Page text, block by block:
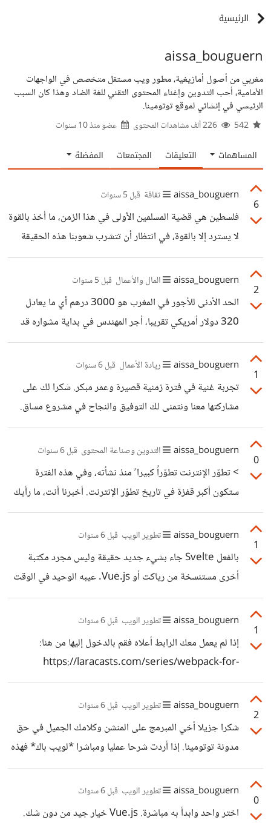
الرئيسية
aissa_bouguern
مغربي من أصول أمازيغية، مطور ويب مستقل متخصص في الواجهات
الأمامية، أحب التدوين وإغناء المحتوى التقني للغة الضاد وهذا كان السبب
الرئيسي في إنشائي لموقع توتومينا.
عضو منذ10 سنوات
المساهمات التعليقات المجتمعات المفضلة
6
aissa_bouguern ثقافة قبل 5 سنوات
فلسطين هي قضية المسلمين الأولى في هذا الزمن، ما أخذ بالقوة
لا يسترد إلا بالقوة، في انتظار أن تتشرب شعوبنا هذه الحقيقة
والقاعدة التاريخية سنظل ندعو مع إخواننا في فلسطين بالثبات
والنصر. وما ضاع حق وراءه مطالب. اللهم انصر من نصر المسجد
الأقصى المبارك واخذل من خذله.
2
aissa_bouguern المال والأعمال قبل 5 سنوات
الحد الأدنى للأجور في المغرب هو 3000 درهم أي ما يعادل
320 دولار أمريكي تقريبا، أجر المهندس في بداية مشواره قد
يترواح بين 1000 دولار و 1200 دولار، وقد يصل بحسب
الخبرة وسنوات الخدمة إلى 3000 دولار أو أكثر. أجر المعلم أو
الأستاذ يبدأ من 500 دولار وقد يصل في نهاية الخدمة إلى
1200 دولار حسب سلم الأجور. أجر الأستاذ الجامعي يبدأ من
1500 دولار تقريبا ومن الممكن أن يصل إلى ضعف ذلك أو أكثر
1
aissa_bouguern ريادة الأعمال قبل 6 سنوات
تجربة غنية في فترة زمنية قصيرة وعمر مبكر. شكرا لك على
مشاركتها معنا ونتمنى لك التوفيق والنجاح في مشروع مساق.
0
aissa_bouguern التدوين وصناعة المحتوى قبل 6 سنوات
> تطوّر الإنترنت تطوّراً كبيرا ً منذ نشأته، وفي هذه الفترة
ستكون أكبر قفزة في تاريخ تطوّر الإنترنت. أخبرنا أنت، ما رأيك
بهذا السطر ؟ لاحظت أن لديك كمية تكرار غير عادية للكلمات
المفتاحية. السبب أنك تبالغ في الكتابة لمحرك البحث عوض
الكتابة للإنسان الذي سيقرأ مادتك. لا حظت كذلك أن حجم
المقالات *صغير جدا* وذلك راجع على ما أعتقد إلى عدد الكلمات
1
aissa_bouguern تطوير الويب قبل 6 سنوات
بالفعل Svelte جاء بشيء جديد حقيقة وليس مجرد مكتبة
أخرى مستنسخة من رياكت أو Vue.js. عيبه الوحيد في الوقت
الحالي هو عدم قدرته على مقارعة الثلاثي الكبير في سوق
الشغل. غير ذلك، أعتقد أنه خيار محترم للغاية ويستحق إعطاءه
فرصة متى تيسر ذلك. أشكرك جزيلا أخي محمد.
1
aissa_bouguern تطوير الويب قبل 6 سنوات
إذا لم يعمل معك الرابط أعلاه فقم بالدخول إليها من هنا:
https://laracasts.com/series/webpack-for-
everyone
2
aissa_bouguern تطوير الويب قبل 6 سنوات
شكرا جزيلا أخي المبرمج على المنشن وكلامك الجميل في حق
مدونة توتومينا. إذا أردت شرحا عمليا ومباشرا *لويب باك* فهذه
دورة ممتازة من *جيفري واي* تشرح الموضوع من الصفر بشكل
تدريجي. https://webpackcasts.com أتمنى أن يجد فيها
السائل ضالته.
0
aissa_bouguern تطوير الويب قبل 6 سنوات
اختر واحد وابدأ به مباشرة. Vue.js خيار جيد من دون شك.